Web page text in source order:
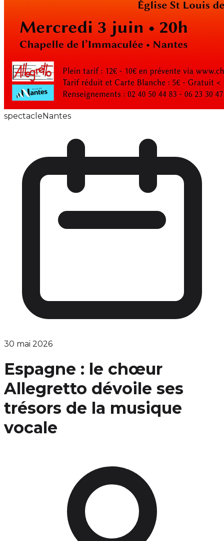
spectacleNantes
30 mai 2026
Espagne : le chœur
Allegretto dévoile ses
trésors de la musique
vocale